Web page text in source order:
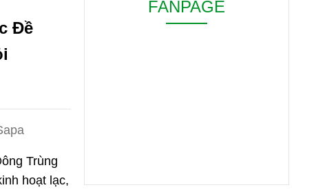
Đề
Trùng
hoạt lạc,
FANPAGE